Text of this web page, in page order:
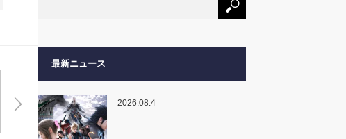
最新ニュース
2026.08.4